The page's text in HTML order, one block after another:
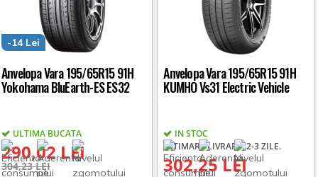
Anvelopa Vara 195/65R15 91H
Yokohama BluEarth-ES ES32
ULTIMA BUCATA
290,02 LEI
-14 Lei
304,23 LEI
Anvelopa Vara 195/65R15 91H
KUMHO Vs31 Electric Vehicle
IN STOC
ESTIMARE LIVRARE: 2-3 ZILE.
302,25 LEI